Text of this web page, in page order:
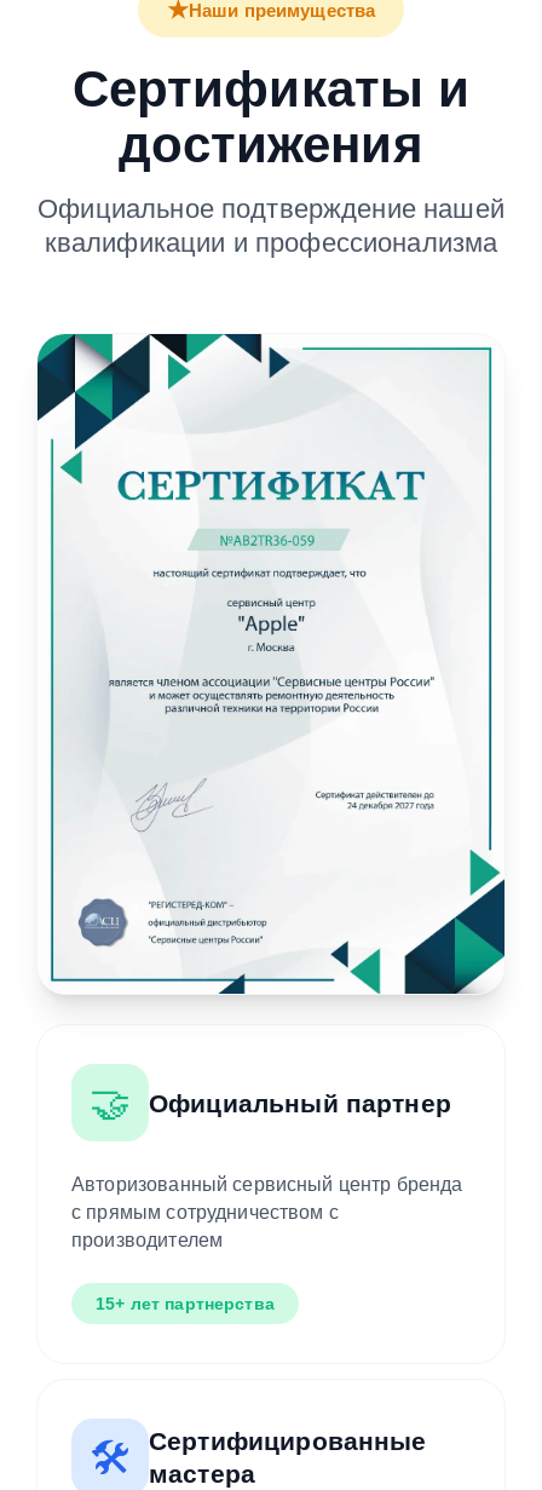
★Наши преимущества
Сертификаты и
достижения
Официальное подтверждение нашей
квалификации и профессионализма
🤝 Официальный партнер
Авторизованный сервисный центр бренда
с прямым сотрудничеством с
производителем
15+ лет партнерства
🛠️
Сертифицированные
мастера